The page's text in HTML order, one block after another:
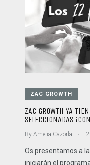
ZAC GROWTH
ZAC GROWTH YA
SELECCIONADAS
By Amelia Cazorla
Os presentamos a
iniciarán el